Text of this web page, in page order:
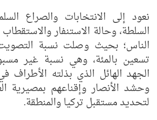
نعود إلى الانتخابات والصراع
السلطة، وحالة الاستنفار
الناس؛ بحيث وصلت نسبة
تسعين بالمئة، وهي نسبة غير
الجهد الهائل الذي بذلته
وحشد الأنصار وإقناعهم بمصيرية
لتحديد مستقبل تركيا والمنطقة.